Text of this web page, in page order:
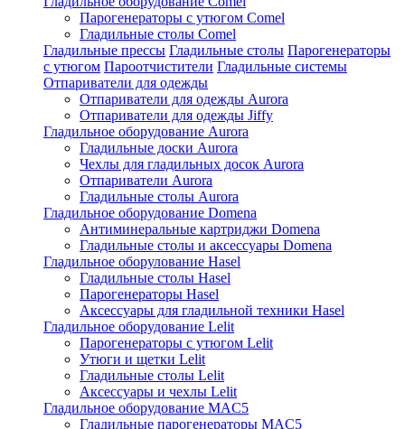
Парогенераторы с утюгом Comel
Гладильные столы Comel
Гладильные прессы Гладильные столы Парогенераторы
с утюгом Пароотчистители Гладильные системы
Отпариватели для одежды
Отпариватели для одежды Aurora
Отпариватели для одежды Jiffy
Гладильное оборудование Aurora
Гладильные доски Aurora
Чехлы для гладильных досок Aurora
Отпариватели Aurora
Гладильные столы Aurora
Гладильное оборудование Domena
Антиминеральные картриджи Domena
Гладильные столы и аксессуары Domena
Гладильное оборулование Hasel
Гладильные столы Hasel
Парогенераторы Hasel
Аксессуары для гладильной техники Hasel
Гладильное оборудование Lelit
Парогенераторы с утюгом Lelit
Утюги и щетки Lelit
Гладильные столы Lelit
Аксессуары и чехлы Lelit
Гладильное оборудование MAC5
Гладильные парогенераторы MAC5